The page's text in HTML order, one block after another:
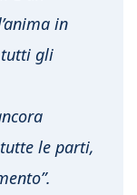
in
tutti gli
le parti,